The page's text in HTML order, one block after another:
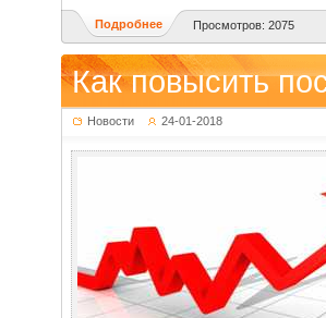
Подробнее Просмотров: 2075
Как повысить
Новости 24-01-2018